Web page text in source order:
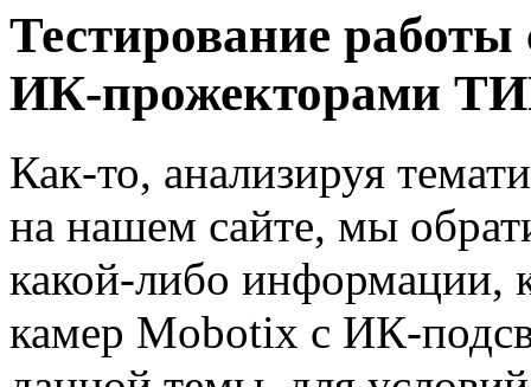
Тестирование
ИК-прожекторами
Как-то, анализируя
на нашем сайте, мы
какой-либо информации,
камер Mobotix с ИК-